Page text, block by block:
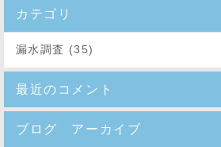
カテゴリ
漏水調査 (35)
最近のコメント
ブログ アーカイブ